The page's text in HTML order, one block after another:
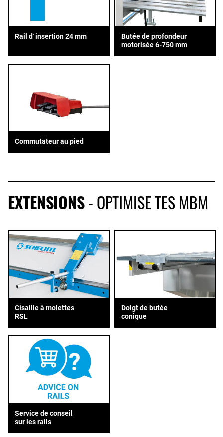
Rail d´insertion 24 mm
Butée de profondeur
motorisée 6-750 mm
Commutateur au pied
EXTENSIONS- OPTIMISE TES MBM
Cisaille à molettes
RSL
Doigt de butée
conique
Service de conseil
sur les rails